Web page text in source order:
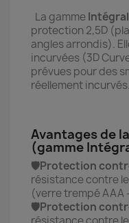
La gammeIntégral
protection 2,5D
angles arrondis).
incurvées (3D
prévues pour des
réellement incurvés.
Avantages de
(gamme
🛡️Protection
résistance contre
(verre trempé AAA
🛡️Protection